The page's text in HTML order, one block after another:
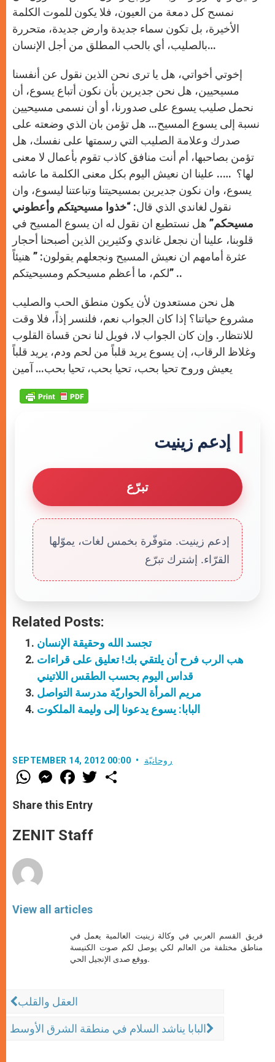
نمسح كل دمعة من العيون، فلا يكون للموت الكلمة
الأخيرة، بل تكون سماء جديدة وارض جديدة، متحررة
بالصليب، أي بالحب المطلق من أجل الإنسان…
إخوتي أخواتي، هل يا ترى نحن الذين نقول عن أنفسنا
مسيحيين، هل نحن جديرين بأن نكون أتباع يسوع، أن
نحمل صليب يسوع على صدورنا، أو أن نسمى مسيحيين
نسبة إلى يسوع المسيح… هل تؤمن بان الذي وضعته على
صدرك وعلامة الصليب التي رسمتها على نفسك، هل
تؤمن بصاحبها، أم أنت منافق كاذب تقوم بأعمال لا معنى
لها؟ ….. علينا ان نعيش اليوم بكل معنى الكلمة ما عاشه
يسوع، وان نكون جديرين بمسيحيتنا وتباعتنا ليسوع، وان
نقول لغاندي الذي قال: “خذوا مسيحيتكم وأعطوني
مسيحكم” هل نستطيع ان نقول له ان يسوع المسيح في
قلوبنا، علينا أن نجعل غاندي وكثيرين الذين أصبحنا أحجار
عثرة أمامهم ان نعيش المسيح ونجعلهم يقولون: ” هنيئاً
لكم، ما أعظم مسيحكم ومسيحيتكم” ..
هل نحن مستعدون لأن يكون منطق الحب والصليب
مشروع حياتنا؟ إذا كان الجواب نعم، فلنسر إذاً، فلا وقت
للانتظار. وإن كان الجواب لا، فويل لنا نحن قساة القلوب
وغلاظ الرقاب، إن يسوع يريد قلباً من لحم ودم، يريد قلباً
يعيش وروح تحيا بحب، تحيا بحب، تحيا بحب… آمين
إدعم زينيت
تبرّع
إدعم زينيت. متوفّرة بخمس لغات، يموّلها
القرّاء. إشترك تبرّع
Related Posts:
تجسد الله وحقيقة الإنسان
هب الرب فرح أن يلتقي بك! تعليق على قراءات
قداس اليوم بحسب الطقس اللاتيني
مريم المرأة الحواريّة مدرسة التواصل
البابا: يسوع يدعونا إلى وليمة الملكوت
SEPTEMBER 14, 2012 00:00 روحانيّة
W
h
t
s
p
p
M
e
s
e
g
e
F
a
e
b
o
k
w
Share this Entry
ZENIT Staff
View all articles
فريق القسم العربي في وكالة زينيت العالمية يعمل في
مناطق مختلفة من العالم لكي يوصل لكم صوت الكنيسة
ووقع صدى الإنجيل الحي.
العقل والقلب
البابا يناشد السلام في منطقة الشرق الأوسط